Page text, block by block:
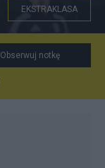
EKSTRAKLASA
Obserwuj notkę